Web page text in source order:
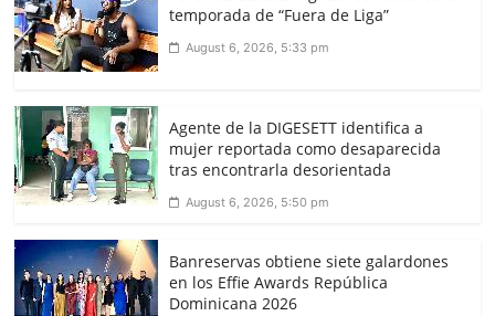
temporada de “Fuera de Liga”
August 6, 2026, 5:33 pm
Agente de la DIGESETT identifica a
mujer reportada como desaparecida
tras encontrarla desorientada
August 6, 2026, 5:50 pm
Banreservas obtiene siete galardones
en los Effie Awards República
Dominicana 2026